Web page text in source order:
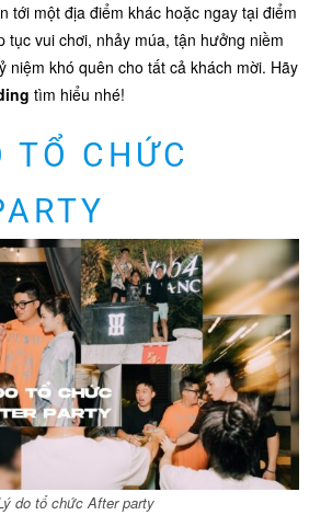
tới một địa điểm khác hoặc ngay tại điểm
tục vui chơi, nhảy múa, tận hưởng niềm
niệm khó quên cho tất cả khách mời. Hãy
tìm hiểu nhé!
TỔ CHỨC
do tổ chức After party